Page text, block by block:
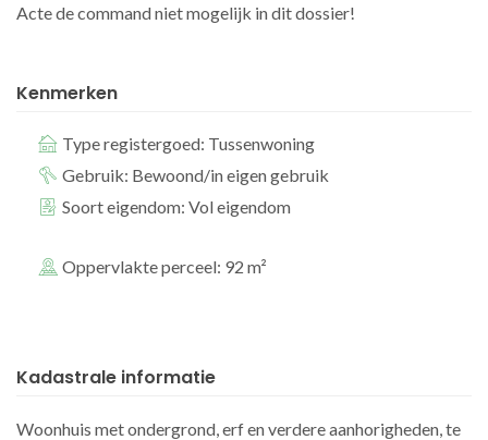
Acte de command niet mogelijk in dit dossier!
Kenmerken
Type registergoed: Tussenwoning
Gebruik: Bewoond/in eigen gebruik
Soort eigendom: Vol eigendom
Oppervlakte perceel: 92 m²
Kadastrale informatie
Woonhuis met ondergrond, erf en verdere aanhorigheden, te